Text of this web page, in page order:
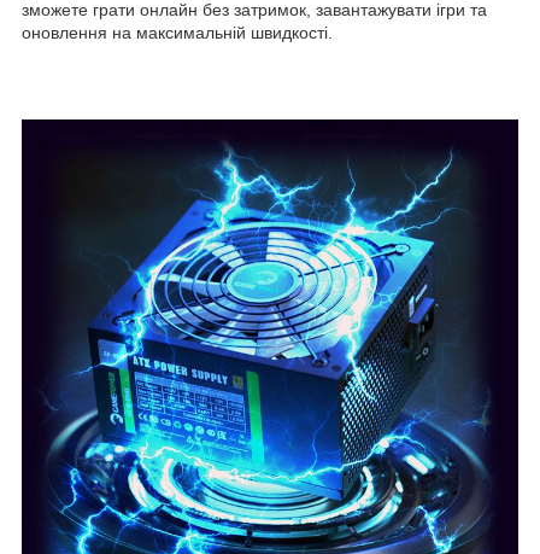
зможете грати онлайн без затримок, завантажувати ігри та
оновлення на максимальній швидкості.